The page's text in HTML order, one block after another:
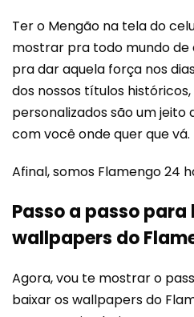
Ter o Mengão na tela do
mostrar pra todo mundo de
pra dar aquela força nos
dos nossos títulos
personalizados são um
com você onde quer que vá.
Afinal, somos Flamengo 24
Passo a passo para
wallpapers do
Agora, vou te mostrar o
baixar os wallpapers do